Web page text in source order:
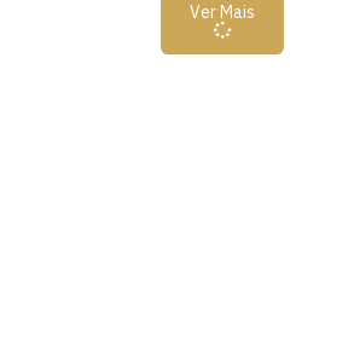
Ver Mais